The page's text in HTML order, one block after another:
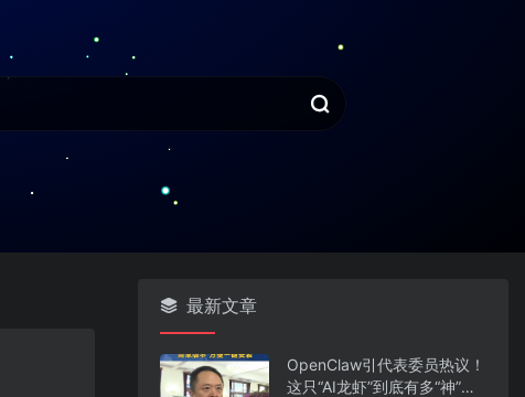
最新文章
OpenClaw引代表委员热议！
这只“AI龙虾”到底有多“神”？